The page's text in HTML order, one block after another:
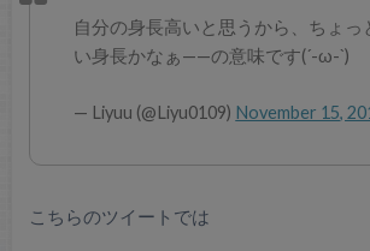
自分の身長高いと思うから、ちょっ
い身長かなぁ——の意味です(´-ω-`)
— Liyuu (@Liyu0109) November 15,
こちらのツイートでは